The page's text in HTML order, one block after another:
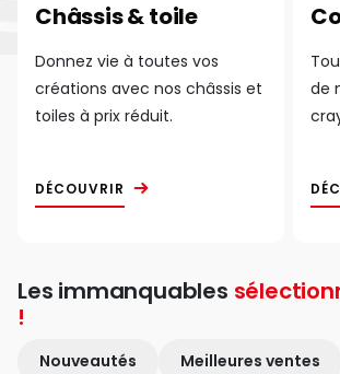
Châssis & toile
Donnez vie à toutes vos
créations avec nos châssis et
toiles à prix réduit.
DÉCOUVRIR
de
Les immanquables
!
Nouveautés Meilleures ventes